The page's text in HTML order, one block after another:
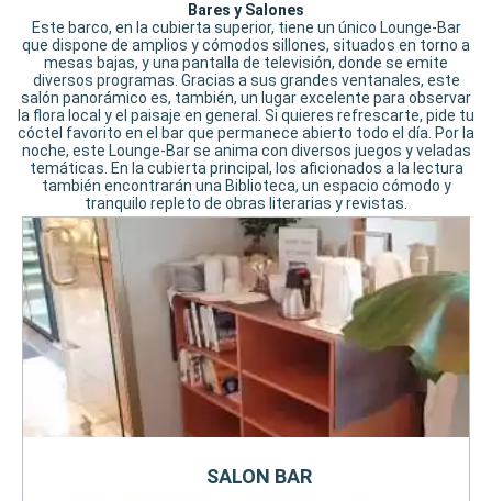
Bares y Salones
Este barco, en la cubierta superior, tiene un único Lounge-Bar
que dispone de amplios y cómodos sillones, situados en torno a
mesas bajas, y una pantalla de televisión, donde se emite
diversos programas. Gracias a sus grandes ventanales, este
salón panorámico es, también, un lugar excelente para observar
la flora local y el paisaje en general. Si quieres refrescarte, pide tu
cóctel favorito en el bar que permanece abierto todo el día. Por la
noche, este Lounge-Bar se anima con diversos juegos y veladas
temáticas. En la cubierta principal, los aficionados a la lectura
también encontrarán una Biblioteca, un espacio cómodo y
tranquilo repleto de obras literarias y revistas.
SALON BAR